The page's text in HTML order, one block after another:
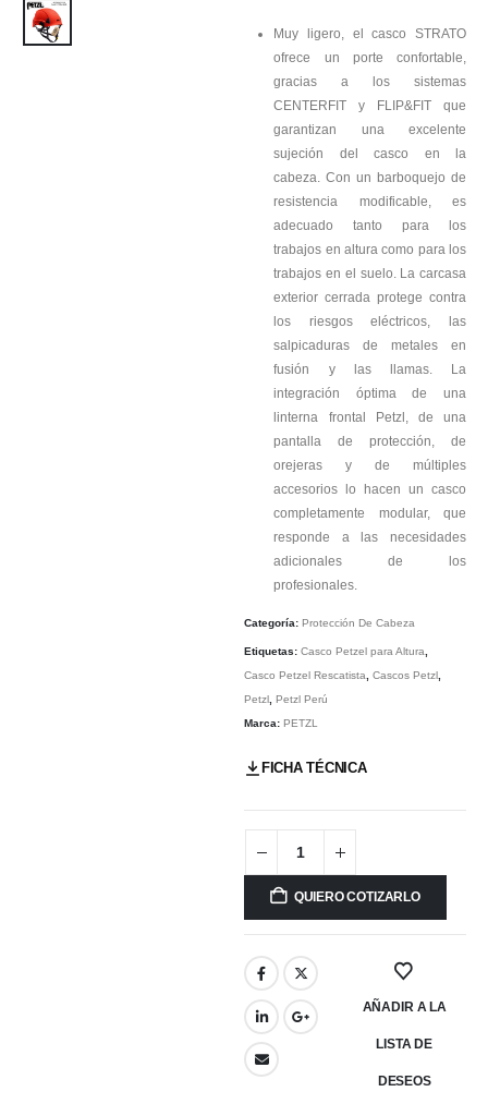
Muy ligero, el casco STRATO
ofrece un porte confortable,
gracias a los sistemas
CENTERFIT y FLIP&FIT que
garantizan una excelente
sujeción del casco en la
cabeza. Con un barboquejo de
resistencia modificable, es
adecuado tanto para los
trabajos en altura como para los
trabajos en el suelo. La carcasa
exterior cerrada protege contra
los riesgos eléctricos, las
salpicaduras de metales en
fusión y las llamas. La
integración óptima de una
linterna frontal Petzl, de una
pantalla de protección, de
orejeras y de múltiples
accesorios lo hacen un casco
completamente modular, que
responde a las necesidades
adicionales de los
profesionales.
Categoría: Protección De Cabeza
Etiquetas: Casco Petzel para Altura
Casco Petzel Rescatista
Cascos Petzl
Petzl Petzl Perú
Marca: PETZL
FICHA TÉCNICA
QUIERO COTIZARLO
AÑADIR A LA
LISTA DE
DESEOS